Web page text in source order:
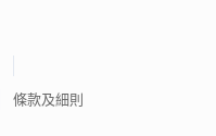
條款及細則